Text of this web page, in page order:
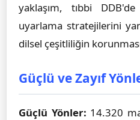
yaklaşım, tıbbi
uyarlama stratejilerini
dilsel çeşitliliğin
Güçlü ve Zayıf
Güçlü Yönler: 14.320